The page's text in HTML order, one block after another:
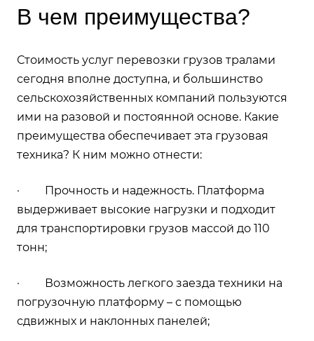
В чем преимущества?
Стоимость услуг перевозки грузов тралами
сегодня вполне доступна, и большинство
сельскохозяйственных компаний пользуются
ими на разовой и постоянной основе. Какие
преимущества обеспечивает эта грузовая
техника? К ним можно отнести:
· Прочность и надежность. Платформа
выдерживает высокие нагрузки и подходит
для транспортировки грузов массой до 110
тонн;
· Возможность легкого заезда техники на
погрузочную платформу – с помощью
сдвижных и наклонных панелей;